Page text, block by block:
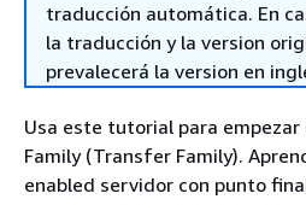
traducción automática. En
la traducción y la version
prevalecerá la version en
Usa este tutorial para empezar
Family (Transfer Family).
enabled servidor con punto